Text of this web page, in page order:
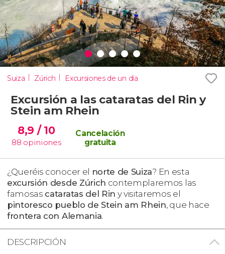
Suiza Zúrich Excursiones de un día
Excursión a las cataratas del Rin y
Stein am Rhein
8,9 / 10
88 opiniones
Cancelación
gratuita
¿Queréis conocer el norte de Suiza? En esta
excursión desde Zúrich contemplaremos las
famosas cataratas del Rin y visitaremos el
pintoresco pueblo de Stein am Rhein, que hace
frontera con Alemania.
DESCRIPCIÓN